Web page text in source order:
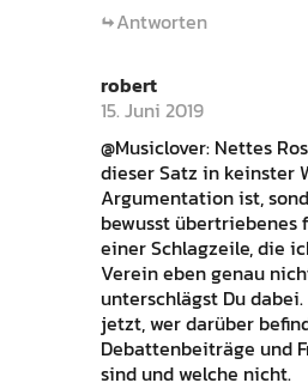
Antworten
robert
15. Juni 2019
@Musiclover: Nettes
dieser Satz in keinster
Argumentation ist,
bewusst übertriebenes
einer Schlagzeile, die
Verein eben genau
unterschlägst Du
jetzt, wer darüber
Debattenbeiträge und
sind und welche nicht.